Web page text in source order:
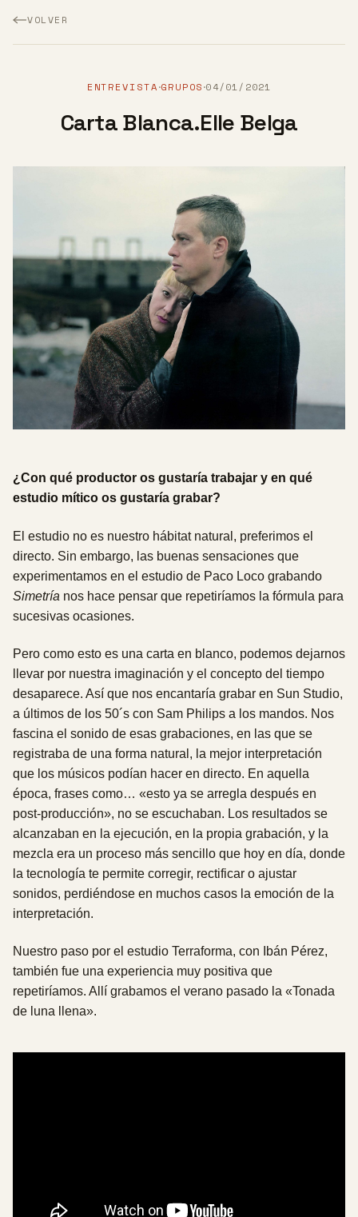
VOLVER
ENTREVISTA·GRUPOS·04/01/2021
Carta Blanca.Elle Belga
¿Con qué productor os gustaría trabajar y en qué
estudio mítico os gustaría grabar?
El estudio no es nuestro hábitat natural, preferimos el
directo. Sin embargo, las buenas sensaciones que
experimentamos en el estudio de Paco Loco grabando
Simetría nos hace pensar que repetiríamos la fórmula para
sucesivas ocasiones.
Pero como esto es una carta en blanco, podemos dejarnos
llevar por nuestra imaginación y el concepto del tiempo
desaparece. Así que nos encantaría grabar en Sun Studio,
a últimos de los 50´s con Sam Philips a los mandos. Nos
fascina el sonido de esas grabaciones, en las que se
registraba de una forma natural, la mejor interpretación
que los músicos podían hacer en directo. En aquella
época, frases como… «esto ya se arregla después en
post-producción», no se escuchaban. Los resultados se
alcanzaban en la ejecución, en la propia grabación, y la
mezcla era un proceso más sencillo que hoy en día, donde
la tecnología te permite corregir, rectificar o ajustar
sonidos, perdiéndose en muchos casos la emoción de la
interpretación.
Nuestro paso por el estudio Terraforma, con Ibán Pérez,
también fue una experiencia muy positiva que
repetiríamos. Allí grabamos el verano pasado la «Tonada
de luna llena».